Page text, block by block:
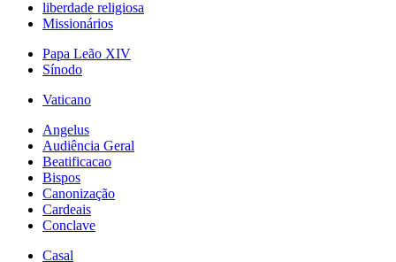
liberdade religiosa
Missionários
Papa Leão XIV
Sínodo
Vaticano
Angelus
Audiência Geral
Beatificacao
Bispos
Canonização
Cardeais
Conclave
Casal